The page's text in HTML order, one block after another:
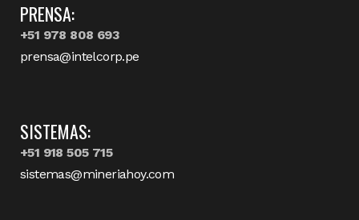
PRENSA:
+51 978 808 693
prensa@intelcorp.pe
SISTEMAS:
+51 918 505 715
sistemas@mineriahoy.com